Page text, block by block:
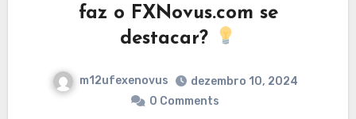
faz o FXNovus.com se
destacar?
m12ufexenovus
dezembro 10, 2024
0 Comments